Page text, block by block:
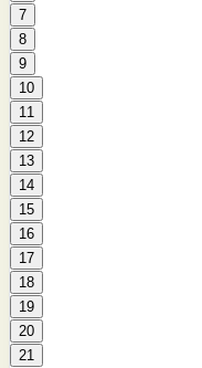
7
8
9
10
11
12
13
14
15
16
17
18
19
20
21